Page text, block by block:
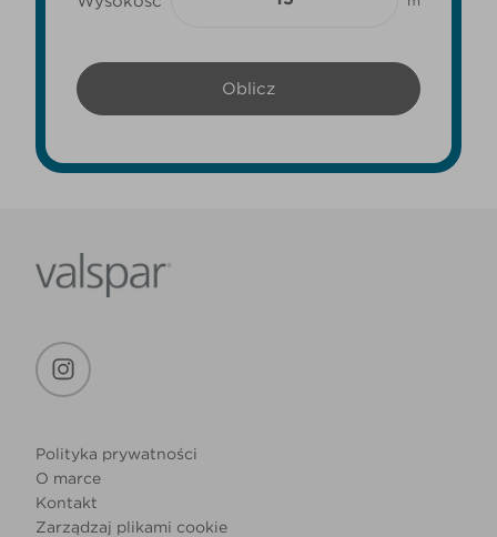
Polityka prywatności
O marce
Kontakt
Zarządzaj plikami cookie